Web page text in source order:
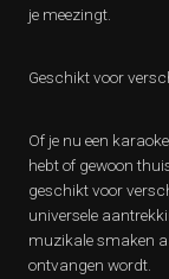
je meezingt.
Geschikt voor
Of je nu een
hebt of gewoon
geschikt voor
universele
muzikale smaken
ontvangen wordt.